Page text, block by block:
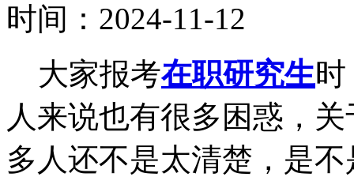
时间：2024-11-12
大家报考在职研究生
人来说也有很多困惑，关
多人还不是太清楚，是